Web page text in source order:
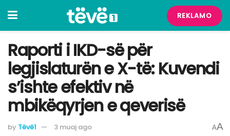
REKLAMO
​Raporti i IKD-së për
legjislaturën e X-të: Kuvendi
s’ishte efektiv në
mbikëqyrjen e qeverisë
by Tëvë1 3 muaj ago AA